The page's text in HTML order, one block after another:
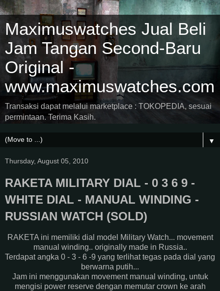
Maximuswatches Jual Beli
Jam Tangan Second-Baru
Original -
www.maximuswatches.com
Transaksi dapat melalui marketplace : TOKOPEDIA, sesuai
permintaan. Terima Kasih.
▼
Thursday, August 05, 2010
RAKETA MILITARY DIAL - 0 3 6 9 -
WHITE DIAL - MANUAL WINDING -
RUSSIAN WATCH (SOLD)
RAKETA ini memiliki dial model Military Watch... movement
manual winding.. originally made in Russia..
Terdapat angka 0 - 3 - 6 -9 yang terlihat tegas pada dial yang
berwarna putih...
Jam ini menggunakan movement manual winding, untuk
mengisi power reserve dengan memutar crown ke arah